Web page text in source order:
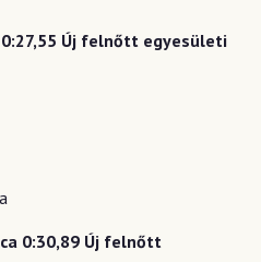
Új felnőtt egyesületi
0:30,89 Új felnőtt